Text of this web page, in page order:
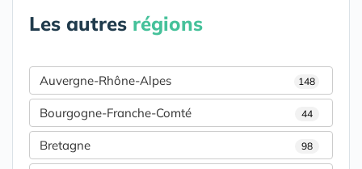
Les autres régions
Auvergne-Rhône-Alpes 148
Bourgogne-Franche-Comté 44
Bretagne 98